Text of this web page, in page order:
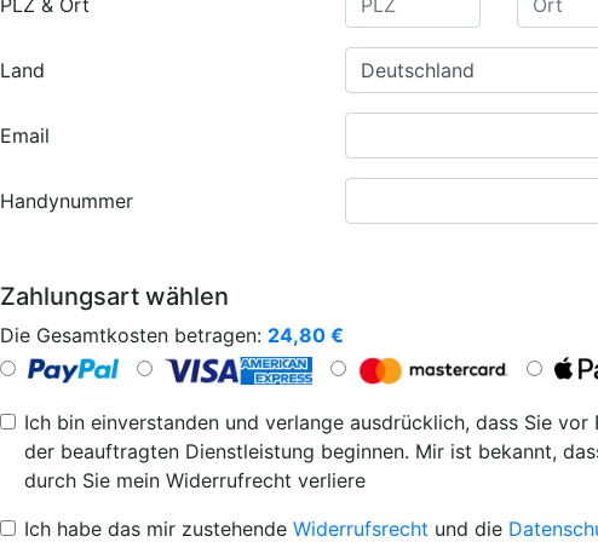
PLZ & Ort
Land
Email
Handynummer
Zahlungsart wählen
Die Gesamtkosten betragen: 24,80 €
Ich bin einverstanden und verlange ausdrücklich, dass Sie
der beauftragten Dienstleistung beginnen. Mir ist bekannt,
durch Sie mein Widerrufrecht verliere
Ich habe das mir zustehende Widerrufsrecht und die